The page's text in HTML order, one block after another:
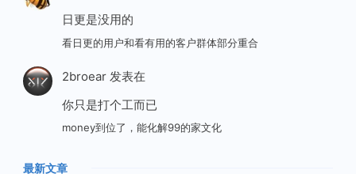
日更是没用的
看日更的用户和看有用的客户群体部分重合
2broear发表在
你只是打个工而已
money到位了，能化解99的家文化
最新文章